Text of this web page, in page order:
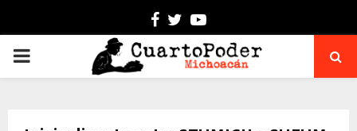
Facebook
TwitterYoutube
PRIMARY